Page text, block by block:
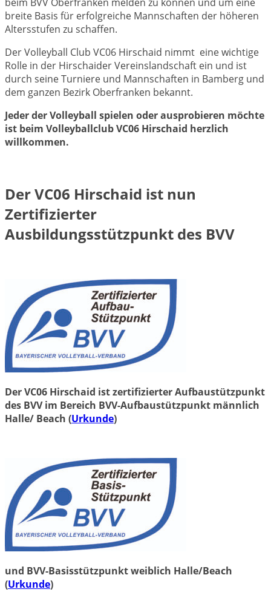
breite Basis für erfolgreiche Mannschaften der höheren
Altersstufen zu schaffen.
Der Volleyball Club VC06 Hirschaid nimmt eine wichtige
Rolle in der Hirschaider Vereinslandschaft ein und ist
durch seine Turniere und Mannschaften in Bamberg und
dem ganzen Bezirk Oberfranken bekannt.
Jeder der Volleyball spielen oder ausprobieren möchte
ist beim Volleyballclub VC06 Hirschaid herzlich
willkommen.
Der VC06 Hirschaid ist nun
Zertifizierter
Ausbildungsstützpunkt des BVV
Der VC06 Hirschaid ist zertifizierter Aufbaustützpunkt
des BVV im Bereich BVV-Aufbaustützpunkt männlich
Halle/ Beach (Urkunde)
und BVV-Basisstützpunkt weiblich Halle/Beach
(Urkunde)